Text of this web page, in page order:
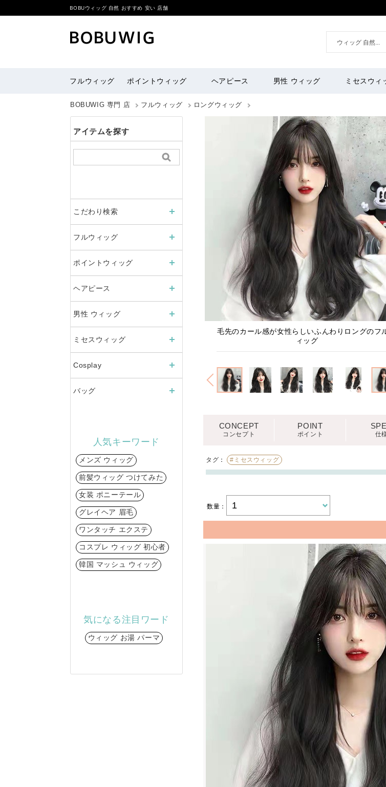
BOBUウィッグ 自然 おすすめ 安い 店舗
フルウィッグ ポイントウィッグ ヘアピース 男性 ウィッグ ミセスウィ
BOBUWIG 専門 店 フルウィッグ ロングウィッグ
ナチュラルスイートロング
毛先のカール感が女性らしいふんわりロングのフ
ィッグ
CONCEPT
コンセプト
POINT
ポイント 仕
タグ ： #ミセスウィッグ
数量：
アイテムを探す
こだわり検索
フルウィッグ
ポイントウィッグ
ヘアピース
男性 ウィッグ
ミセスウィッグ
Cosplay
バッグ
人気キーワード
メンズ ウィッグ
前髪ウィッグ つけてみた
女装 ポニーテール
グレイヘア 眉毛
ワンタッチ エクステ
コスプレ ウィッグ 初心者
韓国 マッシュ ウィッグ
気になる注目ワード
ウィッグ お湯 パーマ